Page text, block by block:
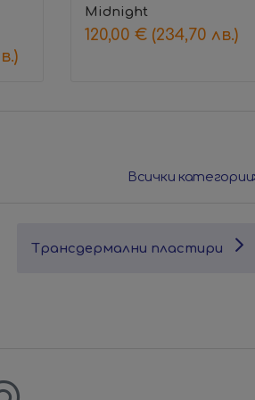
Midnight
120,00 € (234,70 лв.)
Всички категории
Трансдермални пластири